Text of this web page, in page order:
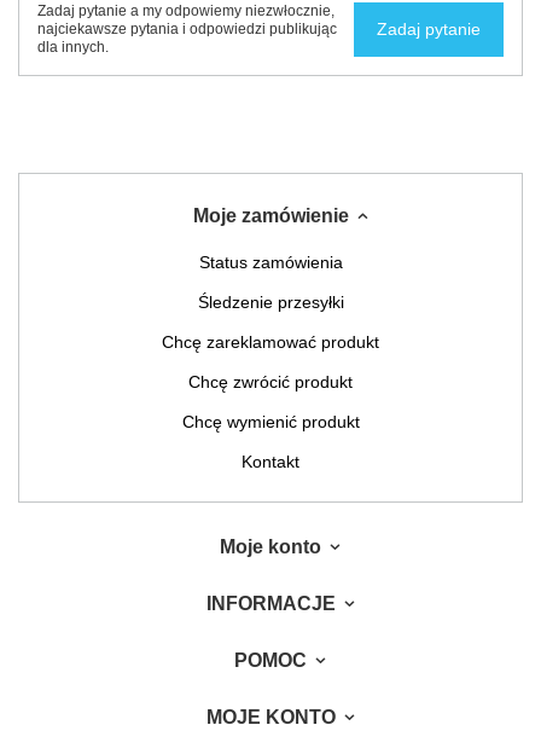
Zadaj pytanie a my odpowiemy niezwłocznie,
najciekawsze pytania i odpowiedzi publikując
dla innych.
Zadaj pytanie
Moje zamówienie
Status zamówienia
Śledzenie przesyłki
Chcę zareklamować produkt
Chcę zwrócić produkt
Chcę wymienić produkt
Kontakt
Moje konto
INFORMACJE
POMOC
MOJE KONTO